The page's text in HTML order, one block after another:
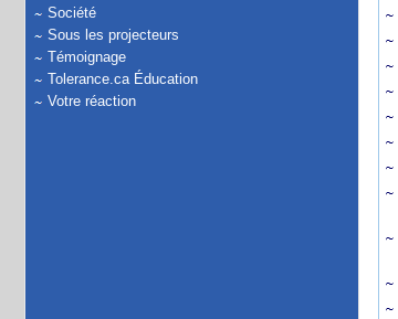
Société
Sous les projecteurs
Témoignage
Tolerance.ca Éducation
Votre réaction